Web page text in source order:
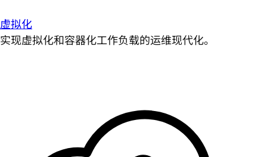
虚拟化
实现虚拟化和容器化工作负载的运维现代化。